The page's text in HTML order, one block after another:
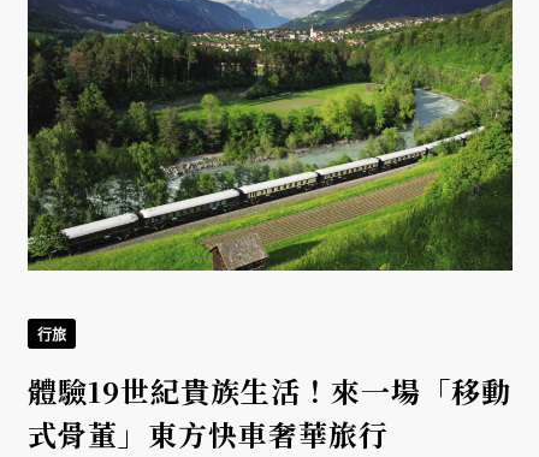
行旅
體驗19世紀貴族生活！來一場「移動
式骨董」東方快車奢華旅行